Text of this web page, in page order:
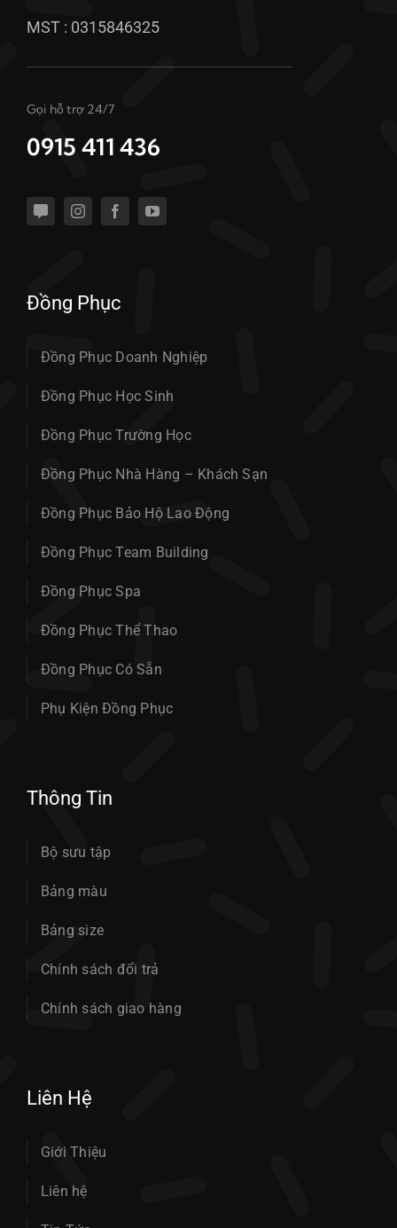
MST : 0315846325
Gọi hỗ trợ 24/7
0915 411 436
Đồng Phục
Đồng Phục Doanh Nghiệp
Đồng Phục Học Sinh
Đồng Phục Trường Học
Đồng Phục Nhà Hàng – Khách Sạn
Đồng Phục Bảo Hộ Lao Động
Đồng Phục Team Building
Đồng Phục Spa
Đồng Phục Thể Thao
Đồng Phục Có Sẵn
Phụ Kiện Đồng Phục
Thông Tin
Bộ sưu tập
Bảng màu
Bảng size
Chính sách đổi trả
Chính sách giao hàng
Liên Hệ
Giới Thiệu
Liên hệ